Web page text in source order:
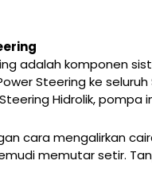
adalah komponen
Steering ke
Hidrolik,
cara mengalirkan
memutar setir.